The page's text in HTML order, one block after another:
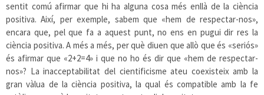
sentit comú afirmar que hi ha alguna cosa més enllà de la ciència
positiva. Així, per exemple, sabem que «hem de respectar-nos»,
encara que, pel que fa a aquest punt, no ens en pugui dir res la
ciència positiva. A més a més, per què diuen que allò que és «seriós»
és afirmar que «2+2=4» i que no ho és dir que «hem de respectar-
nos»? La inacceptabilitat del cientificisme ateu coexisteix amb la
gran vàlua de la ciència positiva, la qual és compatible amb la fe